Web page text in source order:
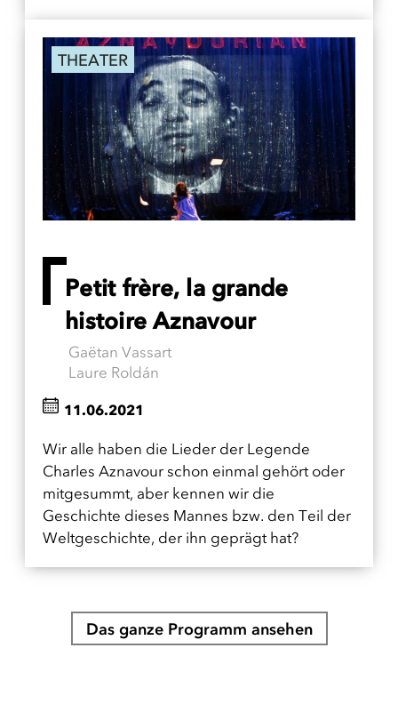
THEATER
Petit frère, la grande
histoire Aznavour
Gaëtan Vassart
Laure Roldán
Wir alle haben die Lieder der Legende
Charles Aznavour schon einmal gehört oder
mitgesummt, aber kennen wir die
Geschichte dieses Mannes bzw. den Teil der
Weltgeschichte, der ihn geprägt hat?
11.06.2021
Das ganze Programm ansehen